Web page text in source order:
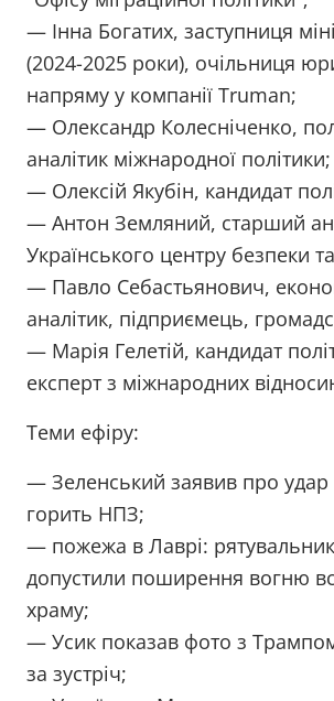
— Інна Богатих, заступниця
(2024-2025 роки), очільниця
напряму у компанії Truman;
— Олександр Колесніченко,
аналітик міжнародної політики;
— Олексій Якубін, кандидат
— Антон Земляний, старший
Українського центру безпеки
— Павло Себастьянович,
аналітик, підприємець,
— Марія Гелетій, кандидат
експерт з міжнародних
Теми ефіру:
— Зеленський заявив про удар
горить НПЗ;
— пожежа в Лаврі:
допустили поширення вогню
храму;
— Усик показав фото з
за зустріч;